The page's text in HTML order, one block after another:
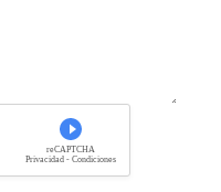
reCAPTCHA
Privacidad - Condiciones